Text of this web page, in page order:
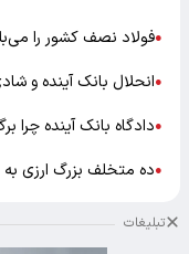
●فولاد نصف کشور را
●انحلال بانک آینده و
●دادگاه بانک آینده چرا
●ده متخلف بزرگ ارزی
تبلیغات